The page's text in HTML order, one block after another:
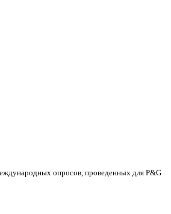
опросов, проведенных для P&G